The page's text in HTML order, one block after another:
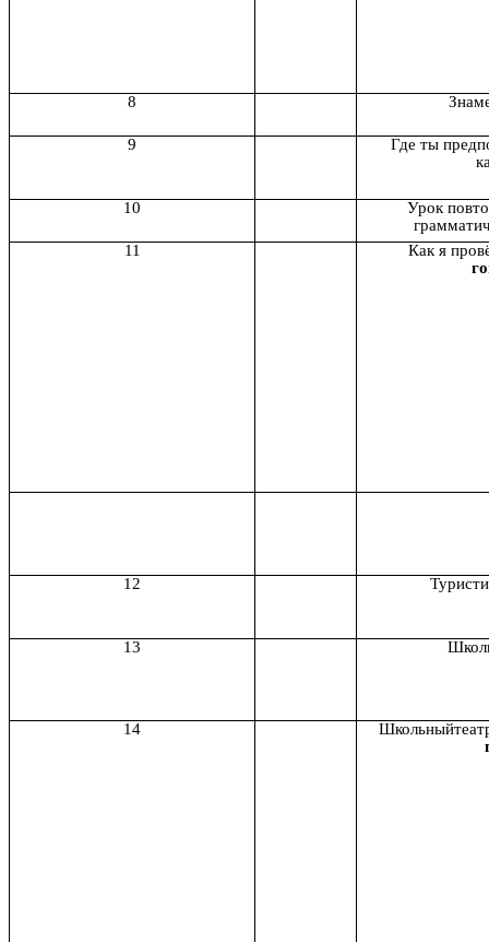
8
9
Где ты
10
Урок
11
Как я
12
13
14